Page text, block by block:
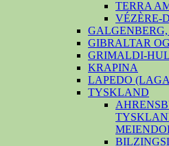
TERRA
VÉZÈRE-
GIBRALTAR
GRIMALDI-
KRAPINA
LAPEDO
TYSKLAND